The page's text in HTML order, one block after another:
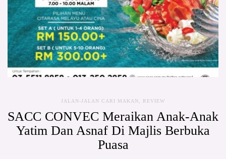
JALAN-JALAN CARI MAKAN REVIEW
SACC CONVEC Meraikan Anak-Anak
Yatim Dan Asnaf Di Majlis Berbuka
Puasa